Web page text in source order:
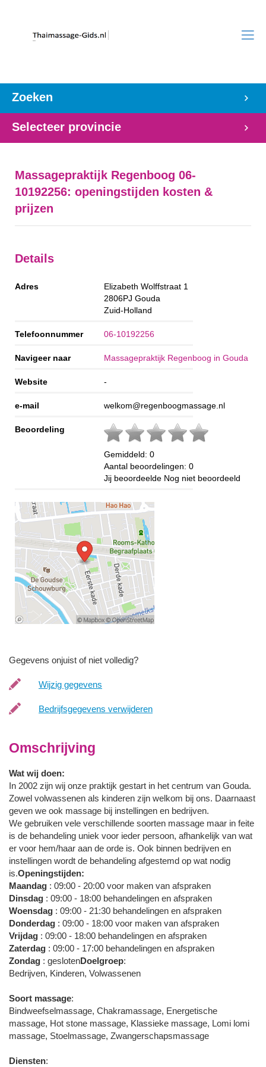
Zoeken
Selecteer provincie
Massagepraktijk Regenboog 06-
10192256: openingstijden kosten &
prijzen
Details
Adres
Elizabeth Wolffstraat 1
2806PJ Gouda
Zuid-Holland
Telefoonnummer 06-10192256
Navigeer naar Massagepraktijk Regenboog in Gouda
Website -
e-mail welkom@regenboogmassage.nl
Beoordeling
Gemiddeld: 0
Aantal beoordelingen: 0
Jij beoordeelde Nog niet beoordeeld
Gegevens onjuist of niet volledig?
Wijzig gegevens
Bedrijfsgegevens verwijderen
Omschrijving
Wat wij doen:
In 2002 zijn wij onze praktijk gestart in het centrum van Gouda.
Zowel volwassenen als kinderen zijn welkom bij ons. Daarnaast
geven we ook massage bij instellingen en bedrijven.
We gebruiken vele verschillende soorten massage maar in feite
is de behandeling uniek voor ieder persoon, afhankelijk van wat
er voor hem/haar aan de orde is. Ook binnen bedrijven en
instellingen wordt de behandeling afgestemd op wat nodig
is.Openingstijden:
Maandag : 09:00 - 20:00 voor maken van afspraken
Dinsdag : 09:00 - 18:00 behandelingen en afspraken
Woensdag : 09:00 - 21:30 behandelingen en afspraken
Donderdag : 09:00 - 18:00 voor maken van afspraken
Vrijdag : 09:00 - 18:00 behandelingen en afspraken
Zaterdag : 09:00 - 17:00 behandelingen en afspraken
Zondag : geslotenDoelgroep:
Bedrijven, Kinderen, Volwassenen
Soort massage:
Bindweefselmassage, Chakramassage, Energetische
massage, Hot stone massage, Klassieke massage, Lomi lomi
massage, Stoelmassage, Zwangerschapsmassage
Diensten: